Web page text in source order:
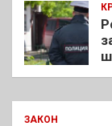
ЗАКОН